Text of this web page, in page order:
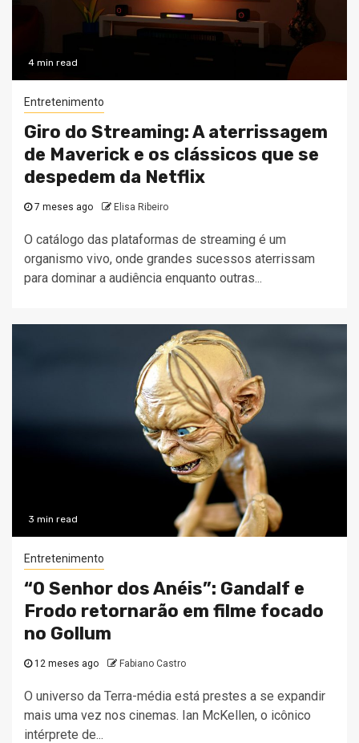
4 min read
Entretenimento
Giro do Streaming: A aterrissagem
de Maverick e os clássicos que se
despedem da Netflix
7 meses ago Elisa Ribeiro
O catálogo das plataformas de streaming é um
organismo vivo, onde grandes sucessos aterrissam
para dominar a audiência enquanto outras...
3 min read
Entretenimento
“O Senhor dos Anéis”: Gandalf e
Frodo retornarão em filme focado
no Gollum
12 meses ago Fabiano Castro
O universo da Terra-média está prestes a se expandir
mais uma vez nos cinemas. Ian McKellen, o icônico
intérprete de...